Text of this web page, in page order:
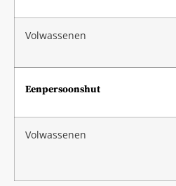
Volwassenen
Eenpersoonshut
Volwassenen